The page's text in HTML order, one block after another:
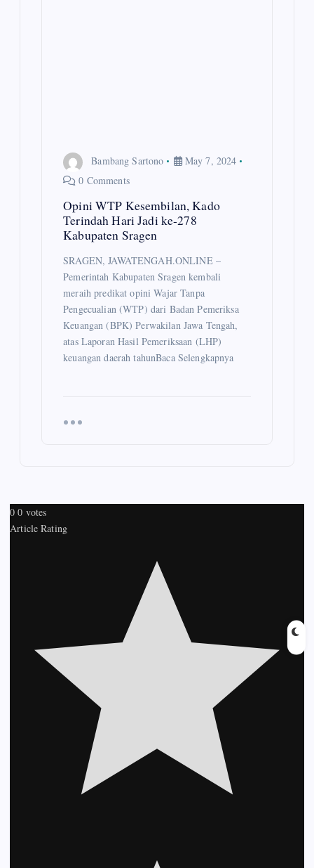
Bambang Sartono
May 7, 2024
0 Comments
Opini WTP Kesembilan, Kado
Terindah Hari Jadi ke-278
Kabupaten Sragen
SRAGEN, JAWATENGAH.ONLINE –
Pemerintah Kabupaten Sragen kembali
meraih predikat opini Wajar Tanpa
Pengecualian (WTP) dari Badan Pemeriksa
Keuangan (BPK) Perwakilan Jawa Tengah,
atas Laporan Hasil Pemeriksaan (LHP)
keuangan daerah tahunBaca Selengkapnya
0 0 votes
Article Rating